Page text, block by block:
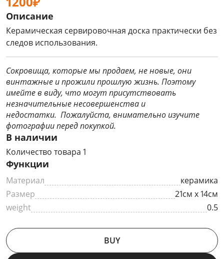
Описание
Керамическая сервировочная доска практически без
следов использования.
Сокровища, которые мы продаем, не новые, они
винтажные и прожили прошлую жизнь. Поэтому
имейте в виду, что могут присутствовать
незначительные несовершенства и
недостатки. Пожалуйста, внимательно изучите
фотографии перед покупкой.
В наличии
Количество товара 1
Функции
Материал
керамика
Размер
21см х 14см
weight
0.5
BUY